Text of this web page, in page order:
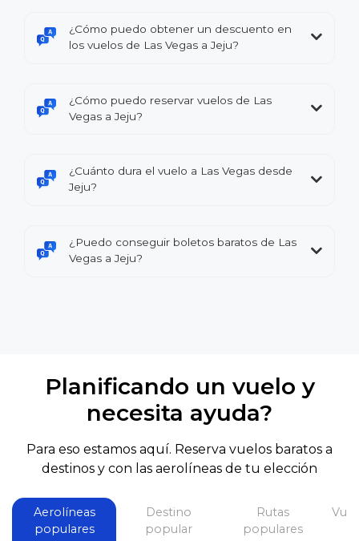
¿Cómo puedo obtener un descuento en
los vuelos de Las Vegas a Jeju?
¿Cómo puedo reservar vuelos de Las
Vegas a Jeju?
¿Cuánto dura el vuelo a Las Vegas desde
Jeju?
¿Puedo conseguir boletos baratos de Las
Vegas a Jeju?
Planificando un vuelo y
necesita ayuda?
Para eso estamos aquí. Reserva vuelos baratos a
destinos y con las aerolíneas de tu elección
Aerolíneas
populares
Destino
popular
Rutas
populares